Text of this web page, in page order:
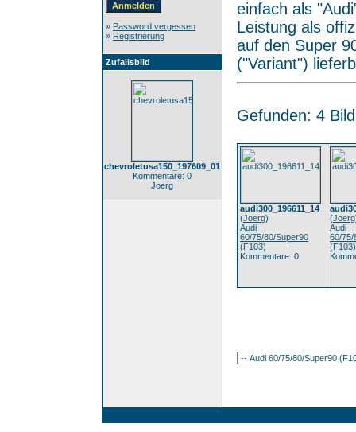
» Password vergessen
» Registrierung
Zufallsbild
chevroletusa150_197609_01
Kommentare: 0
Joerg
einfach als
Leistung als
auf den Super
("Variant")
Gefunden: 4
audi300_196611_14
(Joerg)
Audi
60/75/80/Super90
(F103)
Kommentare: 0
(Joerg
Audi
60/75/
(F103)